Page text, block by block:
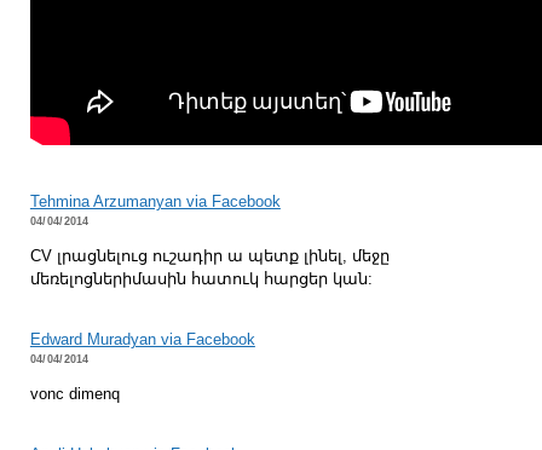
Tehmina Arzumanyan via Facebook
04/04/2014
CV լրացնելուց ուշադիր ա պետք լինել, մեջը
մեռելոցներիմասին հատուկ հարցեր կան:
Edward Muradyan via Facebook
04/04/2014
vonc dimenq